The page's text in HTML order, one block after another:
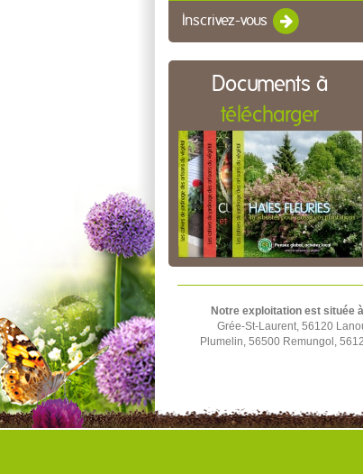
Inscrivez-vous
Documents à
télécharger
Notre exploitation est située
Grée-St-Laurent, 56120
Plumelin, 56500 Remungol,